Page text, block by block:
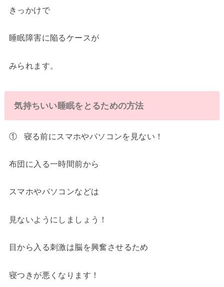
きっかけで
睡眠障害に陥るケースが
みられます。
気持ちいい睡眠をとるための方法
① 寝る前にスマホやパソコンを見ない！
布団に入る一時間前から
スマホやパソコンなどは
見ないようにしましょう！
目から入る刺激は脳を興奮させるため
寝つきが悪くなります！